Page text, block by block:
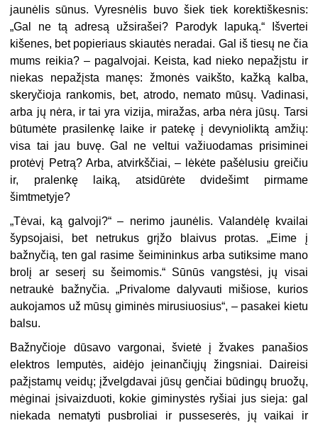
jaunėlis sūnus. Vyresnėlis buvo šiek tiek korektiškesnis:
„Gal ne tą adresą užsirašei? Parodyk lapuką.“ Išvertei
kišenes, bet popieriaus skiautės neradai. Gal iš tiesų ne čia
mums reikia? – pagalvojai. Keista, kad nieko nepažįstu ir
niekas nepažįsta manęs: žmonės vaikšto, kažką kalba,
skeryčioja rankomis, bet, atrodo, nemato mūsų. Vadinasi,
arba jų nėra, ir tai yra vizija, miražas, arba nėra jūsų. Tarsi
būtumėte prasilenkę laike ir patekę į devynioliktą amžių:
visa tai jau buvę. Gal ne veltui važiuodamas prisiminei
protėvį Petrą? Arba, atvirkščiai, – lėkėte pašėlusiu greičiu
ir, pralenkę laiką, atsidūrėte dvidešimt pirmame
šimtmetyje?
„Tėvai, ką galvoji?“ – nerimo jaunėlis. Valandėlę kvailai
šypsojaisi, bet netrukus grįžo blaivus protas. „Eime į
bažnyčią, ten gal rasime šeimininkus arba sutiksime mano
brolį ar seserį su šeimomis.“ Sūnūs vangstėsi, jų visai
netraukė bažnyčia. „Privalome dalyvauti mišiose, kurios
aukojamos už mūsų giminės mirusiuosius“, – pasakei kietu
balsu.
Bažnyčioje dūsavo vargonai, švietė į žvakes panašios
elektros lemputės, aidėjo įeinančiųjų žingsniai. Daireisi
pažįstamų veidų; įžvelgdavai jūsų genčiai būdingų bruožų,
mėginai įsivaizduoti, kokie giminystės ryšiai jus sieja: gal
niekada nematyti pusbroliai ir pusseserės, jų vaikai ir